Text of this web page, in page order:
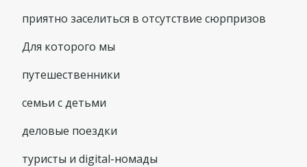
приятно заселиться в отсутствие сюрпризов
Для которого мы
путешественники
семьи с детьми
деловые поездки
туристы и digital-номады